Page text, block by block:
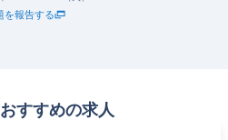
を報告する
すすめの求人